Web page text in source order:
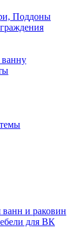
Поддоны
и раковин
для ВК